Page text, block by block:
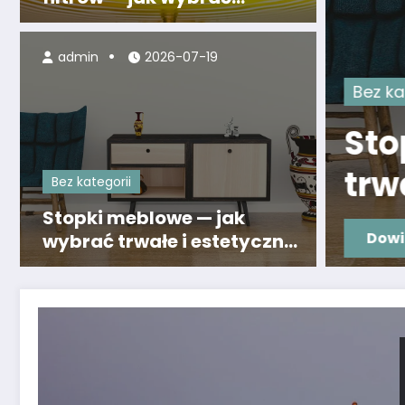
najlepszy dla domu
Bez kategorii
Stopki meblowe — jak
wybrać trwałe i estetyczne
rozwiązania
admin 2026-07-19
meblowe — jak
i estetyczne
się więcej